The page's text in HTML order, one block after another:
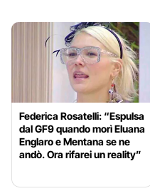
Federica Rosatelli: “Espulsa
dal GF9 quando morì Eluana
Englaro e Mentana se ne
andò. Ora rifarei un reality”